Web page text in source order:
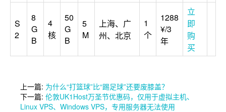
S
2
8
G
B
4
核
50
G
B
5
M
上海、广
州、北京
1
个
1288
¥/3
年
立
即
购
买
上一篇: 为什么“打篮球”比“踢足球”还要废膝盖？
下一篇: 伦敦UK1Host万圣节优惠码，仅用于虚拟主机、
Linux VPS、Windows VPS，专用服务器无法使用